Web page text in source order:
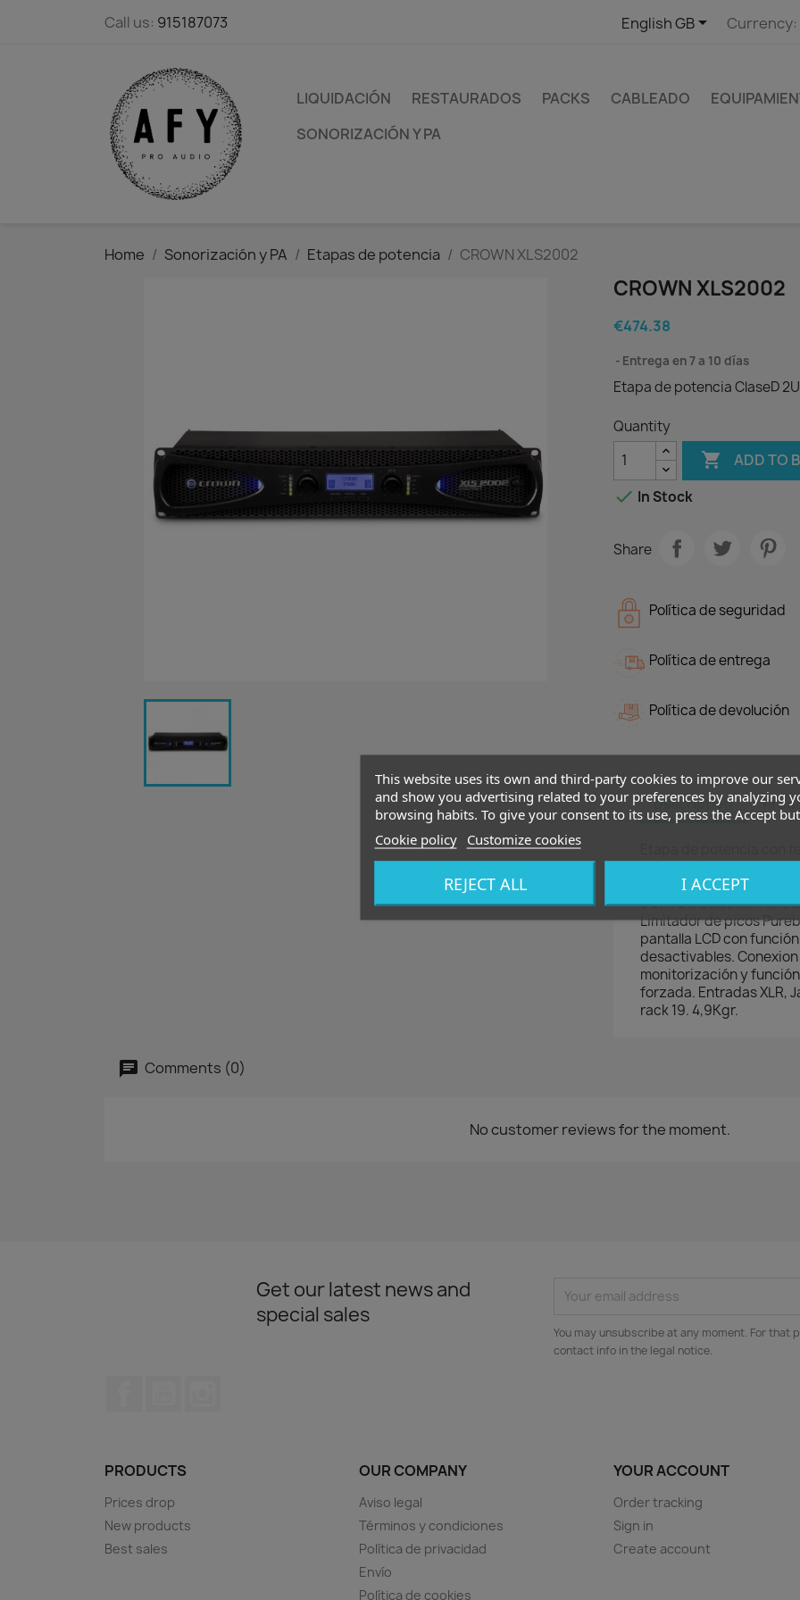
Call us: 915187073 English GB Currency:
LIQUIDACIÓN RESTAURADOS PACKS CABLEADO
SONORIZACIÓN Y PA
Home Sonorización y PA Etapas de potencia CROWN XLS2002
CROWN XLS2002
€474.38
Entrega en 7 a 10 días
Etapa de potencia ClaseD
Quantity
 ADD TO
 In Stock
Share
Política de seguridad
Política de entrega
Política de devolución
Description
Etapa de potencia con
integrado de 2x375W a
y 1300W Bridge a
o 0,775V. Selección
Limitador de picos
pantalla LCD con
desactivables.
monitorización y
forzada. Entradas XLR,
rack 19. 4,9Kgr.
Comments (0)
No customer reviews for the moment.
Get our latest news and
special sales
You may unsubscribe at any moment. For that
contact info in the legal notice.
PRODUCTS
Prices drop
New products
Best sales
OUR COMPANY
Aviso legal
Términos y condiciones
Política de privacidad
Envío
Política de cookies
YOUR ACCOUNT
Order tracking
Sign in
Create account
This website uses its own and third-party cookies to improve our
and show you advertising related to your preferences by analyzing
browsing habits. To give your consent to its use, press the Accept
Cookie policy
Customize cookies
REJECT ALL I ACCEPT